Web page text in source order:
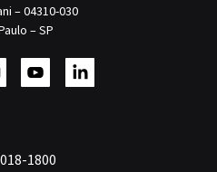
– 04310-030
– SP
1800